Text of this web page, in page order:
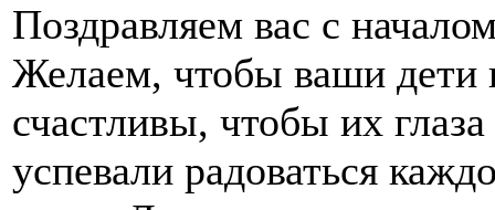
Поздравляем вас с
Желаем, чтобы ваши дети
счастливы, чтобы их
успевали радоваться